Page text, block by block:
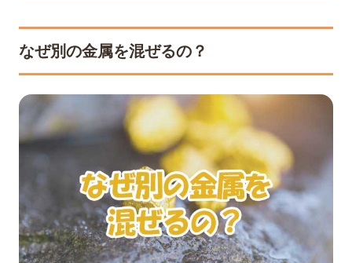
なぜ別の金属を混ぜるの？